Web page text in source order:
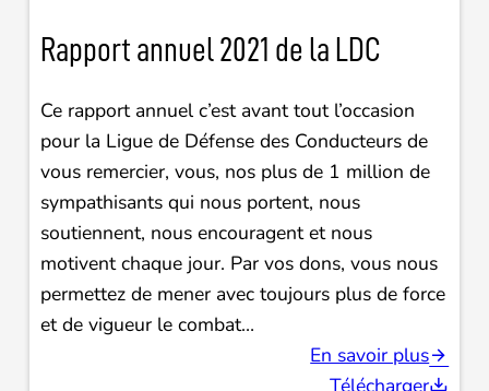
Rapport annuel 2021 de la LDC
Ce rapport annuel c’est avant tout l’occasion
pour la Ligue de Défense des Conducteurs de
vous remercier, vous, nos plus de 1 million de
sympathisants qui nous portent, nous
soutiennent, nous encouragent et nous
motivent chaque jour. Par vos dons, vous nous
permettez de mener avec toujours plus de force
et de vigueur le combat…
En savoir plus
Télécharger